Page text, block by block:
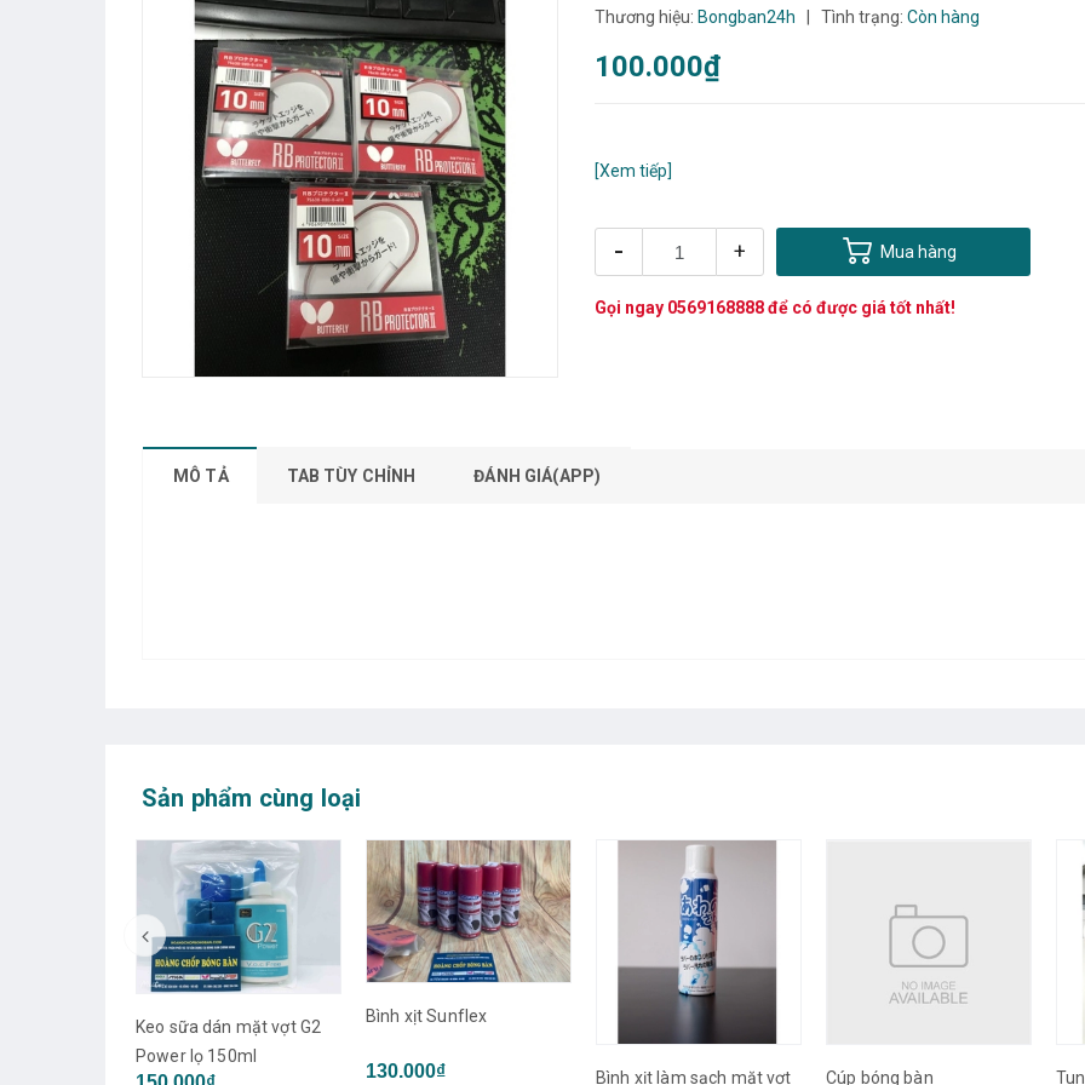
Thương hiệu: Bongban24h Tình trạng: Còn hàng
100.000₫
[Xem tiếp]
- + Mua hàng
Gọi ngay 0569168888để có được giá tốt nhất!
MÔ TẢ TAB TÙY CHỈNH ĐÁNH GIÁ(APP)
Sản phẩm cùng loại
Bình xịt Sunflex
130.000₫ Bình xịt làm sạch mặt vợt Cúp bóng bàn Tune mặt vợt Falco Long